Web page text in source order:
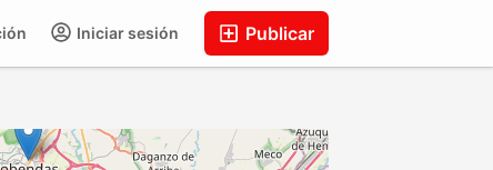
Publicar
Iniciar sesión